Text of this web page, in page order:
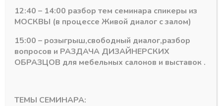
TS105 Профиль
разделительный
L=6000 , чёрный А26
В наличии
2098,69 ₽
Артикул:TS105
Комплект для
фиксированной
двери для ТС (с
роликами)
В наличии
2041,00₽
12:40 – 14:00 разбор тем семинара спикеры из
МОСКВЫ (в процессе Живой диалог с залом)
15:00 – розыгрыш,свободный диалог,разбор
вопросов и РАЗДАЧА ДИЗАЙНЕРСКИХ
ОБРАЗЦОВ для мебельных салонов и выставок .
ТЕМЫ СЕМИНАРА: